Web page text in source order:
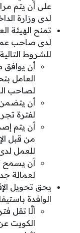
على أن يتم
لدى وزارة
تمنح الهيئة
لدى صاحب
للشروط
أن
العامل
لصاحب
أن يتضمن
لفترة تجربة
أن يتم
من قبل
للعمل
أن يسمح
لعمالة
يحق تحويل
الوافدة
ألَّا تقل
الكويت عن